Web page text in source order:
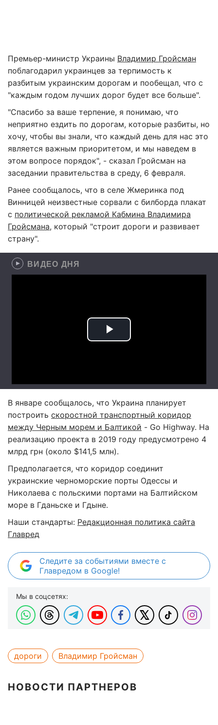
Премьер-министр Украины Владимир Гройсман
поблагодарил украинцев за терпимость к
разбитым украинским дорогам и пообещал, что с
"каждым годом лучших дорог будет все больше".
"Спасибо за ваше терпение, я понимаю, что
неприятно ездить по дорогам, которые разбиты, но
хочу, чтобы вы знали, что каждый день для нас это
является важным приоритетом, и мы наведем в
этом вопросе порядок", - сказал Гройсман на
заседании правительства в среду, 6 февраля.
Ранее сообщалось, что в селе Жмеринка под
Винницей неизвестные сорвали с билборда плакат
с политической рекламой Кабмина Владимира
Гройсмана, который "строит дороги и развивает
страну".
ВИДЕО ДНЯ
В январе сообщалось, что Украина планирует
построить скоростной транспортный коридор
между Черным морем и Балтикой - Go Highway. На
реализацию проекта в 2019 году предусмотрено 4
млрд грн (около $141,5 млн).
Предполагается, что коридор соединит
украинские черноморские порты Одессы и
Николаева с польскими портами на Балтийском
море в Гданьске и Гдыне.
Наши стандарты: Редакционная политика сайта
Главред
Следите за событиями вместе с
Главредом в Google!
Мы в соцсетях:
дороги Владимир Гройсман
НОВОСТИ ПАРТНЕРОВ